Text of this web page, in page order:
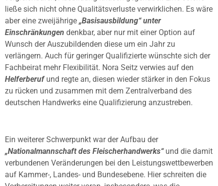
ließe sich nicht ohne Qualitätsverluste verwirklichen. Es wäre
aber eine zweijährige „Basisausbildung“ unter
Einschränkungen denkbar, aber nur mit einer Option auf
Wunsch der Auszubildenden diese um ein Jahr zu
verlängern. Auch für geringer Qualifizierte wünschte sich der
Fachbeirat mehr Flexibilität. Nora Seitz verwies auf den
Helferberufund regte an, diesen wieder stärker in den Fokus
zu rücken und zusammen mit dem Zentralverband des
deutschen Handwerks eine Qualifizierung anzustreben.
Ein weiterer Schwerpunkt war der Aufbau der
„Nationalmannschaft des Fleischerhandwerks“und die damit
verbundenen Veränderungen bei den Leistungswettbewerben
auf Kammer-, Landes- und Bundesebene. Hier schreiten die